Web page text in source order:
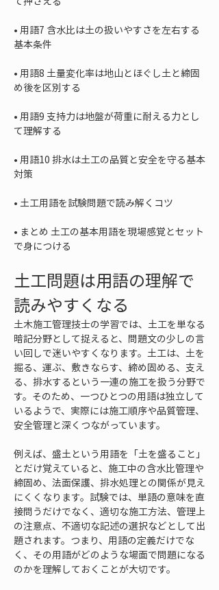
• 用語7 含水比は土の扱いやすさを左右する
• 用語8 土量変化率は地山とほぐし土と締固
• 用語9 支持力は地盤が荷重に耐える力とし
• 用語10 排水は土工の品質と安全を守る基本
•
• まとめ 土工の基本用語を現場感覚とセット
で身につける
土工問題は用語の理解で
読みやすくなる
土木施工管理技士の学習では、土工を単なる
暗記分野として捉えると、問題文の少しの言
い回しで迷いやすくなります。土工は、土を
掘る、運ぶ、敷きならす、締め固める、支え
る、排水するという一連の施工を扱う分野で
す。そのため、一つひとつの用語は独立して
いるようで、実際には施工順序や品質管理、
安全管理と深くつながっています。
例えば、盛土という用語を「土を盛ること」
とだけ覚えていると、施工中の含水比管理や
締固め、法面保護、排水処理との関係が見え
にくくなります。試験では、単語の意味を直
接問うだけでなく、適切な施工方法、管理上
の注意点、不適切な記述の選択などとして出
題されます。つまり、用語の定義だけでな
く、その用語がどのような場面で問題になる
のかを理解しておくことが大切です。